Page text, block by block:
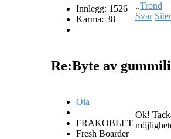
Innlegg: 1526
Karma: 38
..Trond
Svar Siter
Re:Byte av
Ola
FRAKOBLET
Fresh Boarder
Ok!